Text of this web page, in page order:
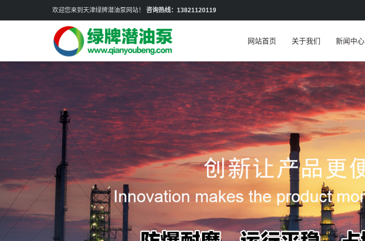
欢迎您来到天津绿牌潜油泵网站！ 咨询热线：13821120119
网站首页 关于我们 新闻中心